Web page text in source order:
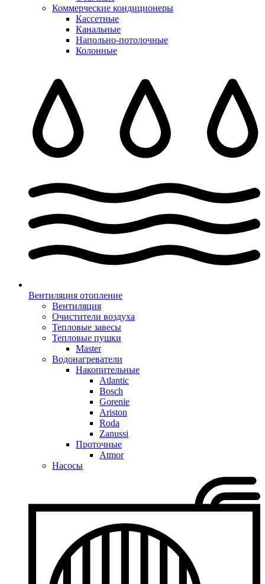
Коммерческие кондиционеры
Кассетные
Канальные
Напольно-потолочные
Колонные
Вентиляция отопление
Вентиляция
Очистители воздуха
Тепловые завесы
Тепловые пушки
Master
Водонагреватели
Накопительные
Atlantic
Bosch
Gorenie
Ariston
Roda
Zanussi
Проточные
Atmor
Насосы